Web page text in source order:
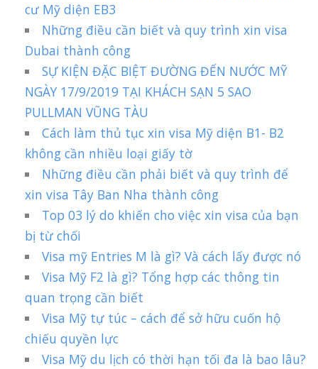
cư Mỹ diện EB3
Những điều cần biết và quy trình xin visa
Dubai thành công
SỰ KIỆN ĐẶC BIỆT ĐƯỜNG ĐẾN NƯỚC MỸ
NGÀY 17/9/2019 TẠI KHÁCH SẠN 5 SAO
PULLMAN VŨNG TÀU
Cách làm thủ tục xin visa Mỹ diện B1- B2
không cần nhiều loại giấy tờ
Những điều cần phải biết và quy trình để
xin visa Tây Ban Nha thành công
Top 03 lý do khiến cho việc xin visa của bạn
bị từ chối
Visa mỹ Entries M là gì? Và cách lấy được nó
Visa Mỹ F2 là gì? Tổng hợp các thông tin
quan trọng cần biết
Visa Mỹ tự túc – cách để sở hữu cuốn hộ
chiếu quyền lực
Visa Mỹ du lịch có thời hạn tối đa là bao lâu?